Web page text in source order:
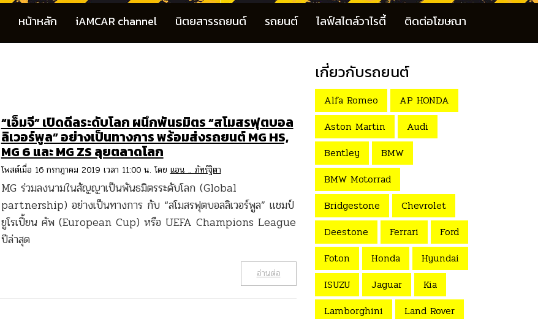
หน้าหลัก iAMCAR channel นิตยสารรถยนต์ รถยนต์ ไลฟ์สไตล์วาไรตี้ ติดต่อโฆษณา
“เอ็มจี” เปิดดีลระดับโลก ผนึกพันธมิตร “สโมสรฟุตบอล
ลิเวอร์พูล” อย่างเป็นทางการ พร้อมส่งรถยนต์ MG HS,
MG 6 และ MG ZS ลุยตลาดโลก
โพสต์เมื่อ 16 กรกฎาคม 2019 เวลา 11:00 น. โดย แอน .. ภัทร์ฐิตา
MG ร่วมลงนามในสัญญาเป็นพันธมิตรระดับโลก (Global
partnership) อย่างเป็นทางการ กับ “สโมสรฟุตบอลลิเวอร์พูล” แชมป์
ยูโรเปี้ยน คัพ (European Cup) หรือ UEFA Champions League
ปีล่าสุด
อ่านต่อ
เกี่ยวกับรถยนต์
Alfa Romeo
AP HONDA
Aston Martin
Audi
Bentley
BMW
BMW Motorrad
Bridgestone
Chevrolet
Deestone
Ferrari
Ford
Foton
Honda
Hyundai
ISUZU
Jaguar
Kia
Lamborghini
Land Rover